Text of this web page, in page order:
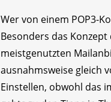
Wer von einem POP3-
Besonders das
meistgenutzten
ausnahmsweise gleich
Einstellen, obwohl das